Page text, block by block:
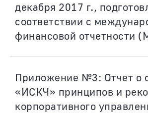
декабря 2017 г.,
соответствии с
финансовой отчетности
Приложение №3: Отчет о
«ИСКЧ» принципов и
корпоративного